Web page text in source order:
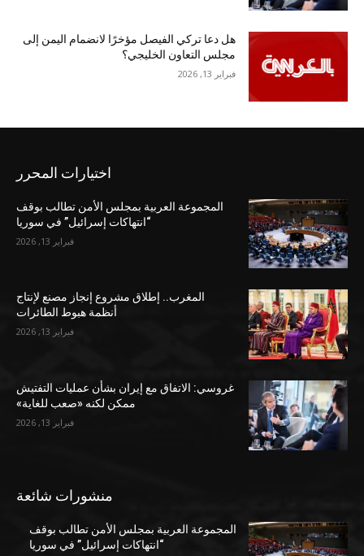
هل دعا تركي الفيصل مؤخرًا لانضمام اليمن إلى
مجلس التعاون الخليجي؟
فبراير 13, 2026
اختيارات المحرر
المجموعة العربية بمجلس الأمن تطالب بوقف
“انتهاكات إسرائيل” في سوريا
فبراير 13, 2026
المغرب.. إطلاق مشروع إنجاز مصنع لإنتاج
أنظمة هبوط الطائرات
فبراير 13, 2026
غروسي: الاتفاق مع إيران بشأن عمليات التفتيش
ممكن لكنه «صعب للغاية»
فبراير 13, 2026
منشورات شائعة
المجموعة العربية بمجلس الأمن تطالب بوقف
“انتهاكات إسرائيل” في سوريا